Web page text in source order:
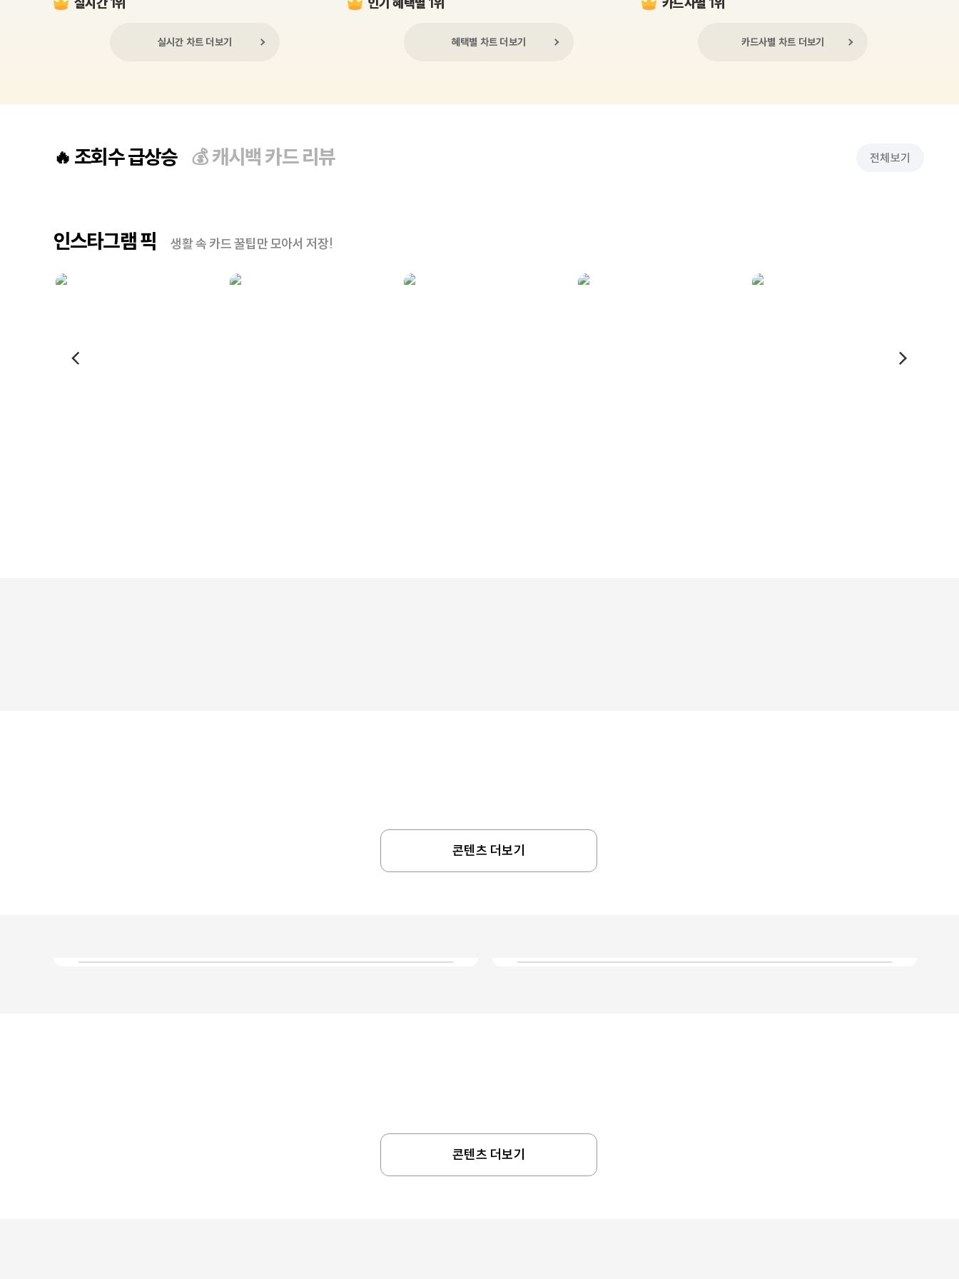
실시간 차트 더보기 혜택별 차트 더보기 카드사별 차트 더보기
🔥 조회수 급상승 💰캐시백 카드 리뷰 전체보기
인스타그램 픽 생활 속 카드 꿀팁만 모아서 저장!
콘텐츠 더보기
콘텐츠 더보기